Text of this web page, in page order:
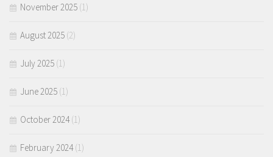
November 2025 (1)
August 2025 (2)
July 2025 (1)
June 2025 (1)
October 2024(1)
February 2024(1)